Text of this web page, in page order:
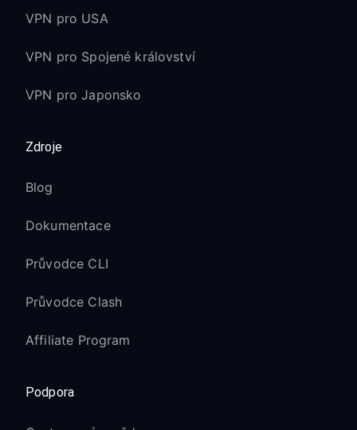
VPN pro USA
VPN pro Spojené království
VPN pro Japonsko
Zdroje
Blog
Dokumentace
Průvodce CLI
Průvodce Clash
Affiliate Program
Podpora